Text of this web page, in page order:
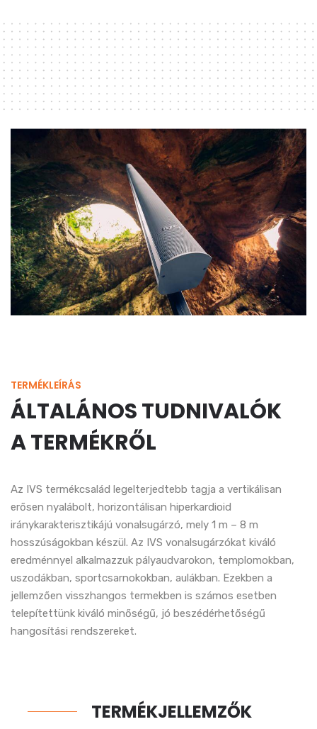
TERMÉKLEÍRÁS
ÁLTALÁNOS TUDNIVALÓK
A TERMÉKRŐL
Az IVS termékcsalád legelterjedtebb tagja a vertikálisan
erősen nyalábolt, horizontálisan hiperkardioid
iránykarakterisztikájú vonalsugárzó, mely 1 m – 8 m
hosszúságokban készül. Az IVS vonalsugárzókat kiváló
eredménnyel alkalmazzuk pályaudvarokon, templomokban,
uszodákban, sportcsarnokokban, aulákban. Ezekben a
jellemzően visszhangos termekben is számos esetben
telepítettünk kiváló minőségű, jó beszédérhetőségű
hangosítási rendszereket.
TERMÉKJELLEMZŐK